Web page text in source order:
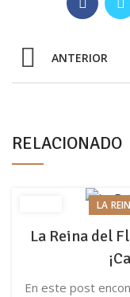
ANTERIOR
RELACIONADO
LA
La Reina del
En este post